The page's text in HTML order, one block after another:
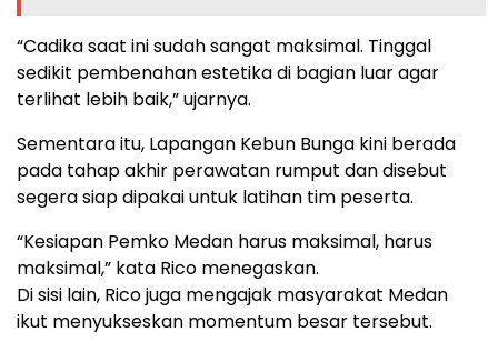
“Cadika saat ini sudah sangat maksimal. Tinggal
sedikit pembenahan estetika di bagian luar agar
terlihat lebih baik,” ujarnya.
Sementara itu, Lapangan Kebun Bunga kini berada
pada tahap akhir perawatan rumput dan disebut
segera siap dipakai untuk latihan tim peserta.
“Kesiapan Pemko Medan harus maksimal, harus
maksimal,” kata Rico menegaskan.
Di sisi lain, Rico juga mengajak masyarakat Medan
ikut menyukseskan momentum besar tersebut.